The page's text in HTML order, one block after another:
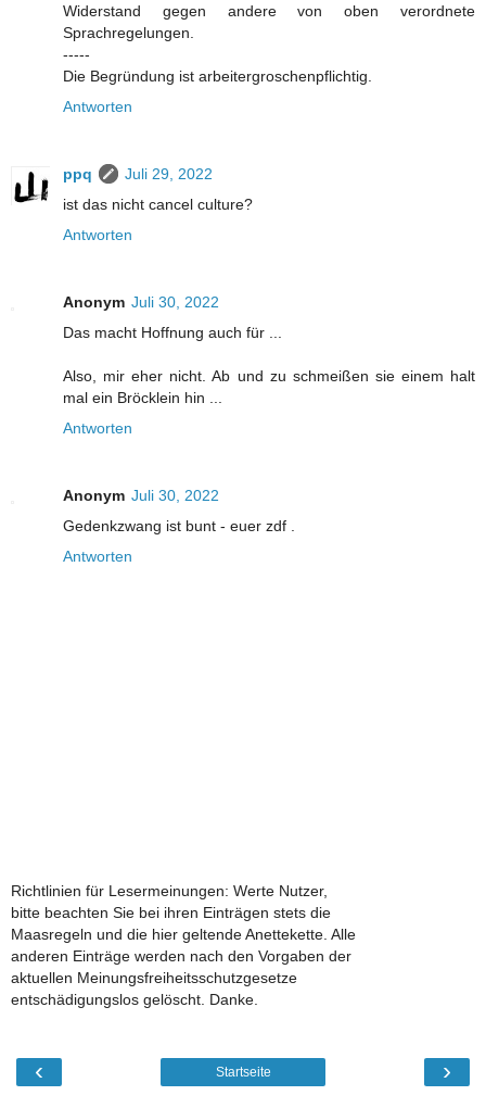
Widerstand gegen andere von oben verordnete
Sprachregelungen.
-----
Die Begründung ist arbeitergroschenpflichtig.
Antworten
ppq
Juli 29, 2022
ist das nicht cancel culture?
Antworten
Anonym Juli 30, 2022
Das macht Hoffnung auch für ...
Also, mir eher nicht. Ab und zu schmeißen sie einem halt
mal ein Bröcklein hin ...
Antworten
Anonym Juli 30, 2022
Gedenkzwang ist bunt - euer zdf .
Antworten
Richtlinien für Lesermeinungen: Werte Nutzer,
bitte beachten Sie bei ihren Einträgen stets die
Maasregeln und die hier geltende Anettekette. Alle
anderen Einträge werden nach den Vorgaben der
aktuellen Meinungsfreiheitsschutzgesetze
entschädigungslos gelöscht. Danke.
‹ ›
Startseite